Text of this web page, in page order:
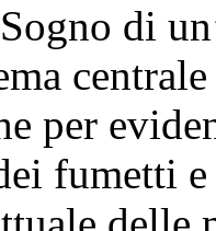
di
per
fumetti